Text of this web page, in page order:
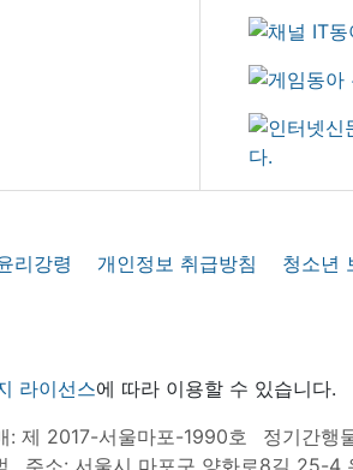
리강령 개인정보 취급방침
청소년
라이선스에 따라 이용할 수 있습니다.
: 제 2017-서울마포-1990호
정기간행
주소: 서울시 마포구 양화로8길 25-4